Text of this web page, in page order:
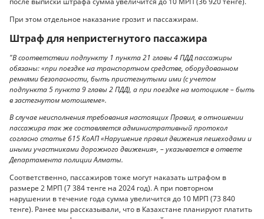
При этом отдельное наказание грозит и пассажирам.
Штраф для непристегнутого пассажира
"В соответствии подпункту 1 пункта 21 главы 4 ПДД пассажиры
обязаны: «при поездке на транспортном средстве, оборудованном
ремнями безопасности, быть пристегнутыми ими (с учетом
подпункта 5 пункта 9 главы 2 ПДД), а при поездке на мотоцикле – быть
в застегнутом мотошлеме».
В случае неисполнения требования настоящих Правил, в отношении
пассажира так же составляется административный протокол
согласно статье 615 КоАП «Нарушение правил движения пешеходами и
иными участниками дорожного движения», – указывается в ответе
Департамента полиции Алматы.
Соответственно, пассажиров тоже могут наказать штрафом в
размере 2 МРП (7 384 тенге на 2024 год). А при повторном
нарушении в течение года сумма увеличится до 10 МРП (73 840
тенге). Ранее мы рассказывали, что в Казахстане планируют платить